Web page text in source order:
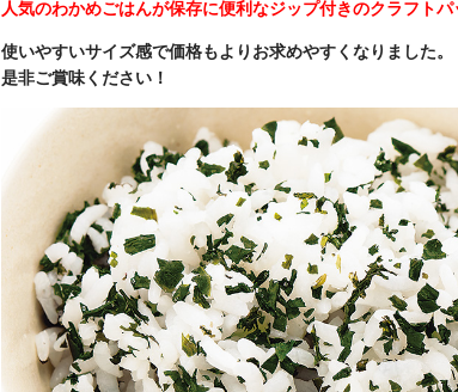
人気のわかめごはんが保存に便利なジップ付きのクラフトパ
使いやすいサイズ感で価格もよりお求めやすくなりました。
是非ご賞味ください！